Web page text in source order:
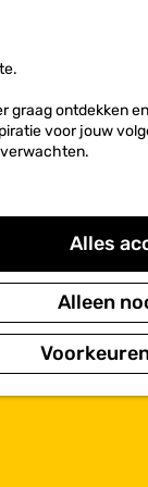
graag ontdekken
voor jouw
Alles
Alleen